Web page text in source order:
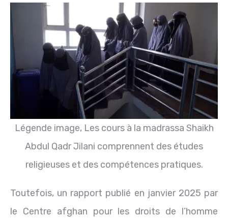
Légende image, Les cours à la madrassa Shaikh
Abdul Qadr Jilani comprennent des études
religieuses et des compétences pratiques.
Toutefois, un rapport publié en janvier 2025 par
le Centre afghan pour les droits de l’homme